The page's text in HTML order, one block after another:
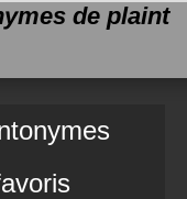
de plaint